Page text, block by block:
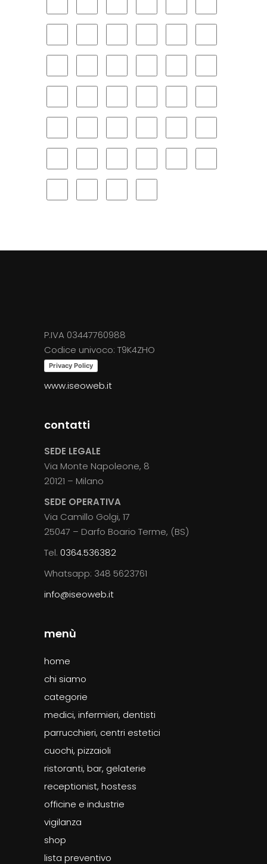
P.IVA 03447760988
Codice univoco: T9K4ZHO
Privacy Policy
www.iseoweb.it
contatti
SEDE LEGALE
Via Monte Napoleone, 8
20121 – Milano
SEDE OPERATIVA
Via Camillo Golgi, 17
25047 – Darfo Boario Terme, (BS)
Tel. 0364.536382
Whatsapp: 348 5623761
info@iseoweb.it
menù
home
chi siamo
categorie
medici, infermieri, dentisti
parrucchieri, centri estetici
cuochi, pizzaioli
ristoranti, bar, gelaterie
receptionist, hostess
officine e industrie
vigilanza
shop
lista preventivo